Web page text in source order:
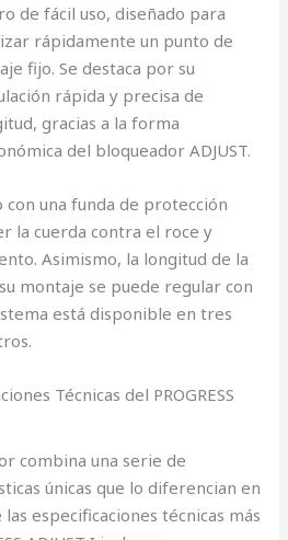
de fácil uso, diseñado para
rápidamente un punto de
fijo. Se destaca por su
rápida y precisa de
gracias a la forma
del bloqueador ADJUST.
con una funda de protección
la cuerda contra el roce y
Asimismo, la longitud de la
montaje se puede regular con
está disponible en tres
Técnicas del PROGRESS
combina una serie de
únicas que lo diferencian en
especificaciones técnicas más